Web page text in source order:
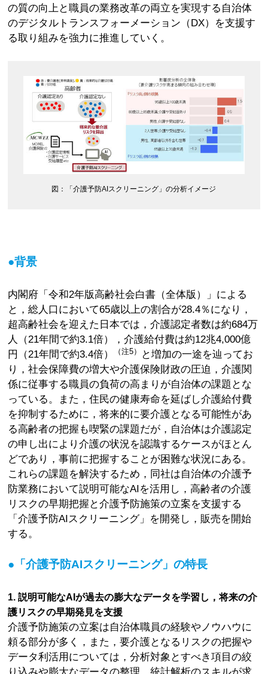
の質の向上と職員の業務改革の両立を実現する自治体
のデジタルトランスフォーメーション（DX）を支援す
る取り組みを強力に推進していく。
図：「介護予防AIスクリーニング」の分析イメージ
●背景
内閣府「令和2年版高齢社会白書（全体版）」による
と，総人口において65歳以上の割合が28.4％になり，
超高齢社会を迎えた日本では，介護認定者数は約684万
人（21年間で約3.1倍），介護給付費は約12兆4,000億
円（21年間で約3.4倍）
（注5）
と増加の一途を辿ってお
り，社会保障費の増大や介護保険財政の圧迫，介護関
係に従事する職員の負荷の高まりが自治体の課題とな
っている。また，住民の健康寿命を延ばし介護給付費
を抑制するために，将来的に要介護となる可能性があ
る高齢者の把握も喫緊の課題だが，自治体は介護認定
の申し出により介護の状況を認識するケースがほとん
どであり，事前に把握することが困難な状況にある。
これらの課題を解決するため，同社は自治体の介護予
防業務において説明可能なAIを活用し，高齢者の介護
リスクの早期把握と介護予防施策の立案を支援する
「介護予防AIスクリーニング」を開発し，販売を開始
する。
●「介護予防AIスクリーニング」の特長
1. 説明可能なAIが過去の膨大なデータを学習し，将来の介
護リスクの早期発見を支援
介護予防施策の立案は自治体職員の経験やノウハウに
頼る部分が多く，また，要介護となるリスクの把握や
データ利活用については，分析対象とすべき項目の絞
り込みや膨大なデータの整理，統計解析のスキルが求